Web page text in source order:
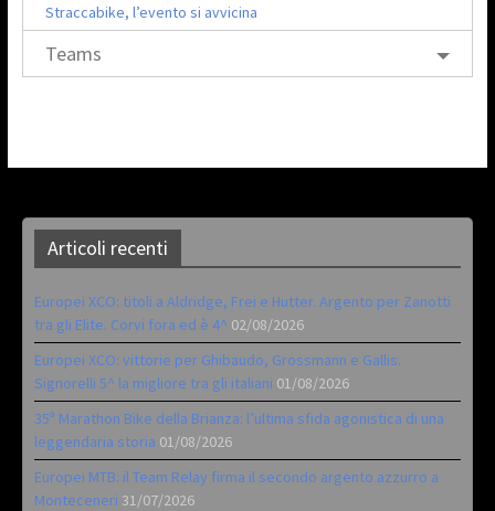
Straccabike, l’evento si avvicina
Teams
Articoli recenti
Europei XCO: titoli a Aldridge, Frei e Hutter. Argento per Zanotti
tra gli Elite. Corvi fora ed è 4^ 02/08/2026
Europei XCO: vittorie per Ghibaudo, Grossmann e Gallis.
Signorelli 5^ la migliore tra gli italiani 01/08/2026
35ª Marathon Bike della Brianza: l’ultima sfida agonistica di una
leggendaria storia 01/08/2026
Europei MTB: il Team Relay firma il secondo argento azzurro a
Monteceneri 31/07/2026